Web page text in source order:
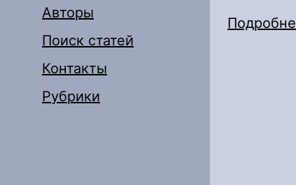
Авторы
Поиск статей
Контакты
Рубрики